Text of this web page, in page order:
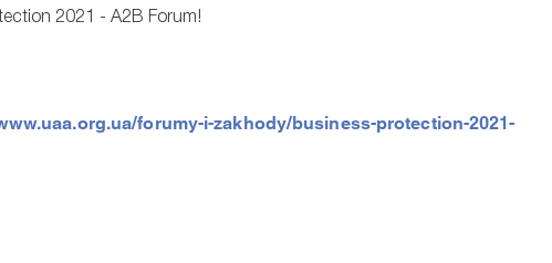
2021 - A2B Forum!
forumy-i-zakhody/business-protection-2021-